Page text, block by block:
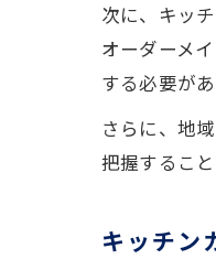
次に、キッ
オーダーメ
する必要があ
さらに、地
把握するこ
キッチン